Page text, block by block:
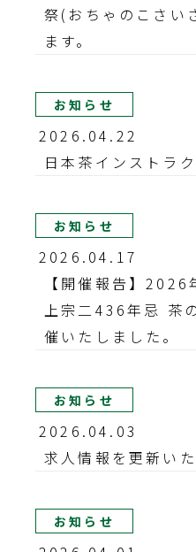
祭(おちゃのこさい
ます。
お知らせ
2026.04.22
日本茶インストラ
お知らせ
2026.04.17
【開催報告】
上宗二436年忌 茶
催いたしました。
お知らせ
2026.04.03
求人情報を更新いた
お知らせ